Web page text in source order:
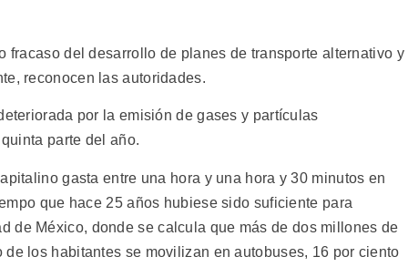
fracaso del desarrollo de planes de transporte alternativo y
reconocen las autoridades.
por la emisión de gases y partículas
parte del año.
gasta entre una hora y una hora y 30 minutos en
que hace 25 años hubiese sido suficiente para
de México, donde se calcula que más de dos millones de
los habitantes se movilizan en autobuses, 16 por ciento